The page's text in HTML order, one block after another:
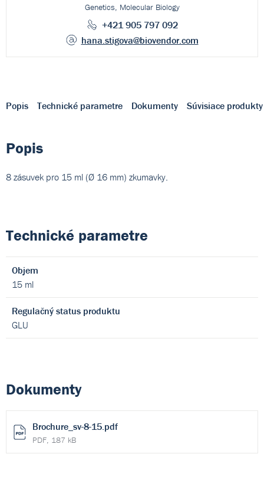
Genetics, Molecular Biology
+421 905 797 092
hana.stigova@biovendor.com
Popis Technické parametre Dokumenty Súvisiace produkty
Popis
8 zásuvek pro 15 ml (Ø 16 mm) zkumavky.
Technické parametre
Objem
15 ml
Regulačný status produktu
GLU
Dokumenty
Brochure_sv-8-15.pdf
PDF, 187 kB